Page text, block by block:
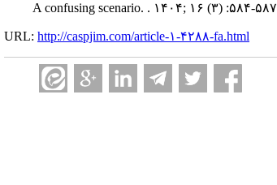
A confusing scenario. . ۱۴۰۴; ۱۶ (۳) :۵۸۴-۵۸۷
URL: http://caspjim.com/article-۱-۴۲۸۸-fa.html